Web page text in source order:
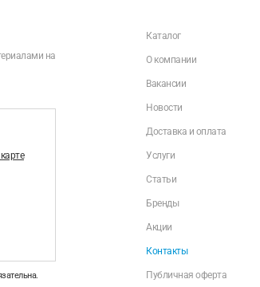
на
Каталог
О компании
Вакансии
Новости
Доставка и оплата
Услуги
Статьи
Бренды
Акции
Контакты
Публичная оферта